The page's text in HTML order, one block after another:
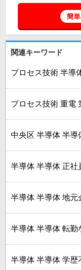
簡単
関連キーワード
プロセス技術 半導
プロセス技術 重電
中央区 半導体 半導
半導体 半導体 正社
半導体 半導体 地元
半導体 半導体 転勤
半導体 半導体 学歴